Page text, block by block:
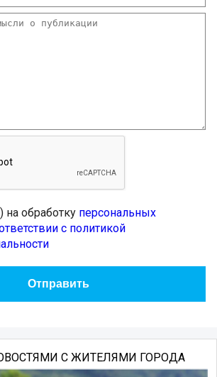
на обработку персональных
с политикой
С ЖИТЕЛЯМИ ГОРОДА